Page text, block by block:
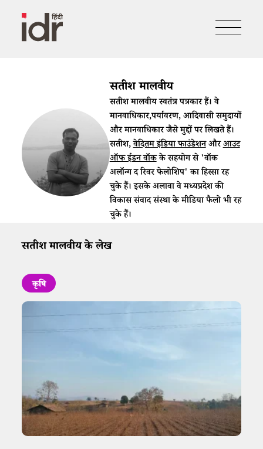
सतीश मालवीय
सतीश मालवीय स्वतंत्र पत्रकार हैं। वे
मानवाधिकार,पर्यावरण, आदिवासी समुदायों
और मानवाधिकार जैसे मुद्दों पर लिखते हैं।
सतीश,वेदितम इंडिया फाउंडेशनऔरआउट
ऑफ ईडन वॉकके सहयोग से 'वॉक
अलॉन्ग द रिवर फेलोशिप' का हिस्सा रह
चुके हैं। इसके अलावा वे मध्यप्रदेश की
विकास संवाद संस्था के मी​डिया फैलो भी रह
चुके हैं।
सतीश मालवीय के लेख
कृषि